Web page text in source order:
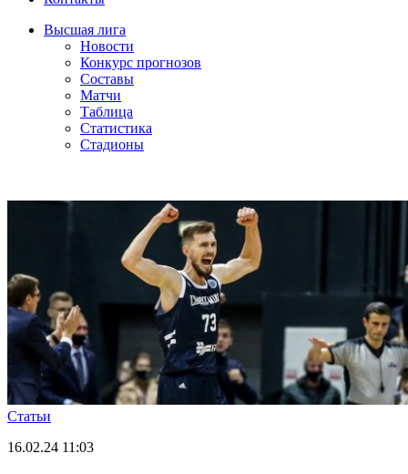
Высшая лига
Новости
Конкурс прогнозов
Составы
Матчи
Таблица
Статистика
Стадионы
Статьи
16.02.24 11:03